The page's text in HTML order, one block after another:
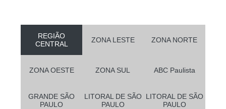
REGIÃO
CENTRAL
ZONA LESTE ZONA NORTE
ZONA OESTE ZONA SUL ABC Paulista
GRANDE SÃO
PAULO
LITORAL DE SÃO
PAULO
LITORAL DE SÃO
PAULO